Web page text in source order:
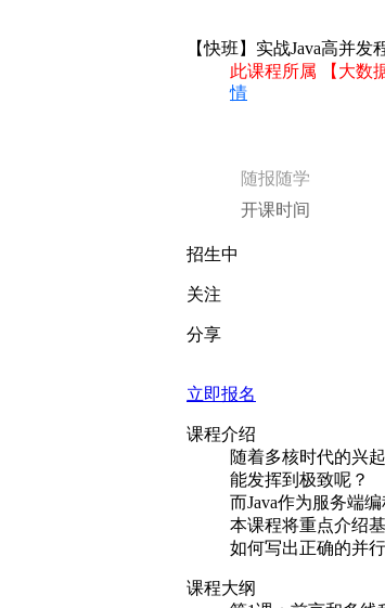
【快班】实战Java高并发
此课程所属 【大数
情
随报随学
开课时间
招生中
关注
分享
立即报名
课程介绍
随着多核时代的兴
能发挥到极致呢？
而Java作为服务端
本课程将重点介绍
如何写出正确的并
课程大纲